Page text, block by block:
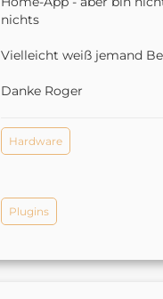
nichts
Vielleicht weiß jemand
Danke Roger
Hardware
Plugins